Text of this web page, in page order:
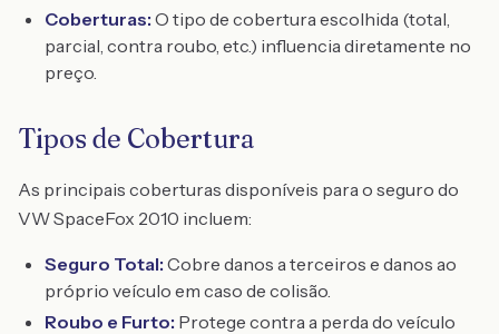
Coberturas: O tipo de cobertura escolhida (total,
parcial, contra roubo, etc.) influencia diretamente no
preço.
Tipos de Cobertura
As principais coberturas disponíveis para o seguro do
VW SpaceFox 2010 incluem:
Seguro Total: Cobre danos a terceiros e danos ao
próprio veículo em caso de colisão.
Roubo e Furto: Protege contra a perda do veículo